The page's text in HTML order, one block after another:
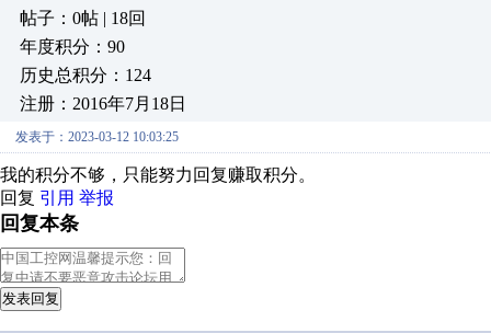
帖子：0帖 | 18回
年度积分：90
历史总积分：124
注册：2016年7月18日
发表于：2023-03-12 10:03:25
我的积分不够，只能努力回复赚取积分。
回复 引用 举报
回复本条
发表回复